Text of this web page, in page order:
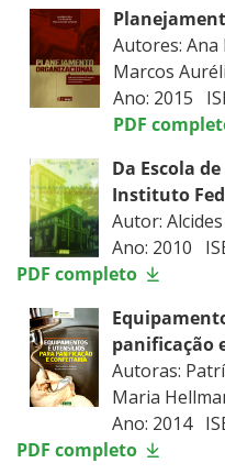
Autores: Ana
Marcos
Ano: 2015
PDF
Da Escola
Instituto
Autor:
Ano: 2010
PDF completo
panificação
Autoras:
Maria
Ano: 2014
PDF completo